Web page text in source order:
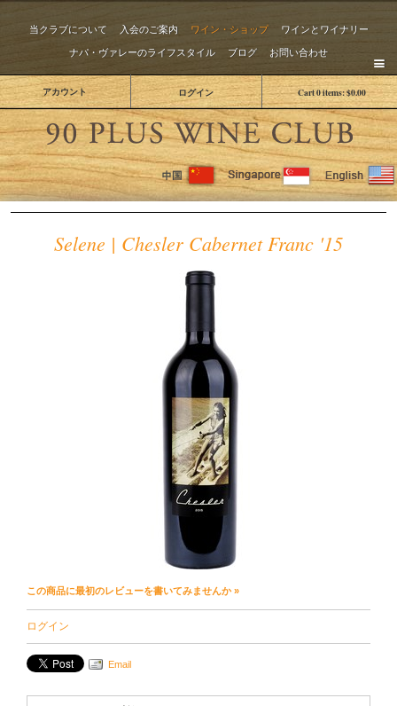
当クラブについて 入会のご案内 ワイン・ショップ
ワインとワイナリー
ナパ・ヴァレーのライフスタイル
ブログ お問い合わせ
Cart0items:$0.00
アカウント ログイン
The
Selene | Chesler Cabernet Franc '15
この商品に最初のレビューを書いてみませんか »
ログイン
Email